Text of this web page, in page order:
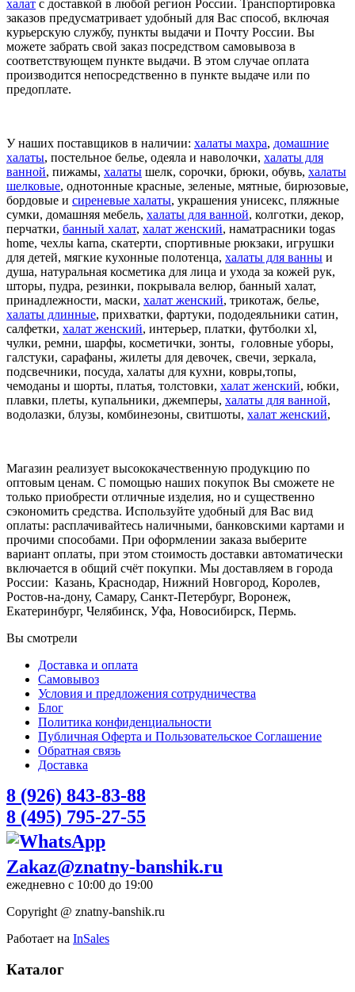
халат с доставкой в любой регион России. Транспортировка
заказов предусматривает удобный для Вас способ, включая
курьерскую службу, пункты выдачи и Почту России. Вы
можете забрать свой заказ посредством самовывоза в
соответствующем пункте выдачи. В этом случае оплата
производится непосредственно в пункте выдаче или по
предоплате.
У наших поставщиков в наличии: халаты махра, домашние
халаты, постельное белье, одеяла и наволочки, халаты для
ванной, пижамы, халаты шелк, сорочки, брюки, обувь, халаты
шелковые, однотонные красные, зеленые, мятные, бирюзовые,
бордовые и сиреневые халаты, украшения унисекс, пляжные
сумки, домашняя мебель, халаты для ванной, колготки, декор,
перчатки, банный халат, халат женский, наматрасники togas
home, чехлы karna, скатерти, спортивные рюкзаки, игрушки
для детей, мягкие кухонные полотенца, халаты для ванны и
душа, натуральная косметика для лица и ухода за кожей рук,
шторы, пудра, резинки, покрывала велюр, банный халат,
принадлежности, маски, халат женский, трикотаж, белье,
халаты длинные, прихватки, фартуки, пододеяльники сатин,
салфетки, халат женский, интерьер, платки, футболки xl,
чулки, ремни, шарфы, косметички, зонты, головные уборы,
галстуки, сарафаны, жилеты для девочек, свечи, зеркала,
подсвечники, посуда, халаты для кухни, ковры,топы,
чемоданы и шорты, платья, толстовки, халат женский, юбки,
плавки, плеты, купальники, джемперы, халаты для ванной,
водолазки, блузы, комбинезоны, свитшоты, халат женский,
Магазин реализует высококачественную продукцию по
оптовым ценам. С помощью наших покупок Вы сможете не
только приобрести отличные изделия, но и существенно
сэкономить средства. Используйте удобный для Вас вид
оплаты: расплачивайтесь наличными, банковскими картами и
прочими способами. При оформлении заказа выберите
вариант оплаты, при этом стоимость доставки автоматически
включается в общий счёт покупки. Мы доставляем в города
России: Казань, Краснодар, Нижний Новгород, Королев,
Ростов-на-дону, Самару, Санкт-Петербург, Воронеж,
Екатеринбург, Челябинск, Уфа, Новосибирск, Пермь.
Вы смотрели
Доставка и оплата
Самовывоз
Условия и предложения сотрудничества
Блог
Политика конфиденциальности
Публичная Оферта и Пользовательское Соглашение
Обратная связь
Доставка
8 (926) 843-83-88
8 (495) 795-27-55
Zakaz@znatny-banshik.ru
ежедневно с 10:00 до 19:00
Copyright @ znatny-banshik.ru
Работает на InSales
Каталог